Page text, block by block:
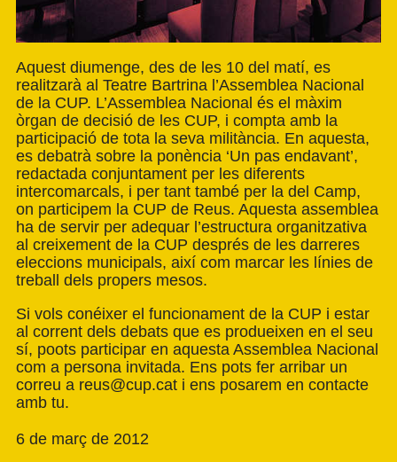
Aquest diumenge, des de les 10 del matí, es
realitzarà al Teatre Bartrina l’Assemblea Nacional
de la CUP. L’Assemblea Nacional és el màxim
òrgan de decisió de les CUP, i compta amb la
participació de tota la seva militància. En aquesta,
es debatrà sobre la ponència ‘Un pas endavant’,
redactada conjuntament per les diferents
intercomarcals, i per tant també per la del Camp,
on participem la CUP de Reus. Aquesta assemblea
ha de servir per adequar l’estructura organitzativa
al creixement de la CUP després de les darreres
eleccions municipals, així com marcar les línies de
treball dels propers mesos.
Si vols conéixer el funcionament de la CUP i estar
al corrent dels debats que es produeixen en el seu
sí, poots participar en aquesta Assemblea Nacional
com a persona invitada. Ens pots fer arribar un
correu a reus@cup.cat i ens posarem en contacte
amb tu.
6 de març de 2012